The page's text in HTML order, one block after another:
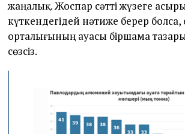
жаңалық. Жоспар сәтті жүзеге
күткендегідей нәтиже берер болса,
орталығының ауасы біршама
сөзсіз.